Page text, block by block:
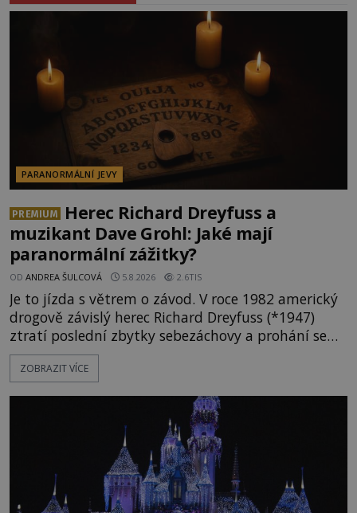
PARANORMÁLNÍ JEVY
PREMIUM
Herec Richard Dreyfuss a
muzikant Dave Grohl: Jaké mají
paranormální zážitky?
OD ANDREA ŠULCOVÁ 5.8.2026 2.6TIS
Je to jízda s větrem o závod. V roce 1982 americký
drogově závislý herec Richard Dreyfuss (*1947)
ztratí poslední zbytky sebezáchovy a prohání se
po silnicích ve svém mercedesu jako utržený ze
řetězu. Vše vyvrcholí katastrofou, když to Dreyfuss
následně nalezne schovaný kokain. Tímto
momentem se slavnému
ZOBRAZIT VÍCE